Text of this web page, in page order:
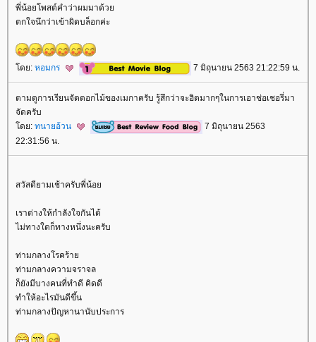
พี่น้อยโพสต์คำว่าผมมาด้ว
ตกใจนึกว่าเข้าผิดบล็อกค่ะ
ดย: หอมกร 7 มิถุนายน 2563 21:22:59 น.
ตามดูการเรียนจัดดอกไม้ของเมกาครับ รู้สึกว่าจะฮิตมากๆในการเอาช่อเชอรี่มา
จัดครับ
ดย: ทนายอ้วน
7 มิถุนายน 2563
22:31:56 น.
สวัสดียามเช้าครับพี่น้อ
เราต่างให้กำลังใจกันได้
ไม่ทางใดก็ทางหนึ่งนะครับ
ท่ามกลางโรคร้า
ท่ามกลางความจราจล
ก็ยังมีบางคนที่ทำดี คิดดี
ทำให้อะไรมันดีขึ้น
ท่ามกลางปัญหานานับประการ